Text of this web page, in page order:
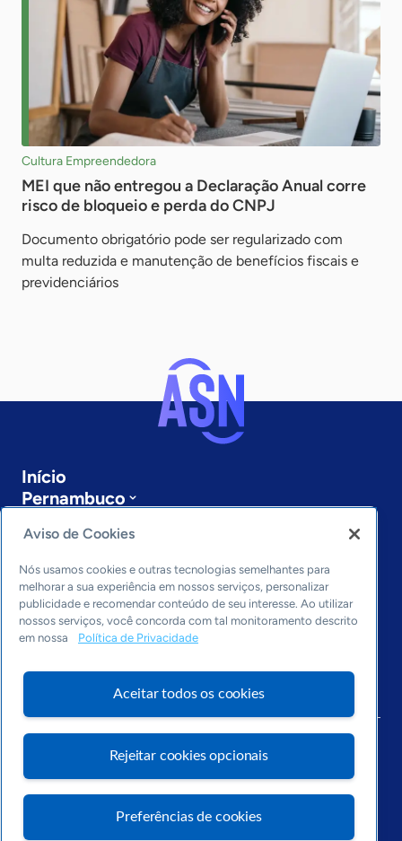
Cultura Empreendedora
MEI que não entregou a Declaração Anual corre
risco de bloqueio e perda do CNPJ
Documento obrigatório pode ser regularizado com
multa reduzida e manutenção de benefícios fiscais e
previdenciários
Início
Pernambuco
Últimas notícias
Entre em contato
Editorias
Economia & Política
Inovação & Tecnologia
Visite o Portal Sebrae
Aviso de Cookies
Nós usamos cookies e outras tecnologias semelhantes para
melhorar a sua experiência em nossos serviços, personalizar
publicidade e recomendar conteúdo de seu interesse. Ao utilizar
nossos serviços, você concorda com tal monitoramento descrito
em nossa
Política de Privacidade
Aceitar todos os cookies
Rejeitar cookies opcionais
Preferências de cookies